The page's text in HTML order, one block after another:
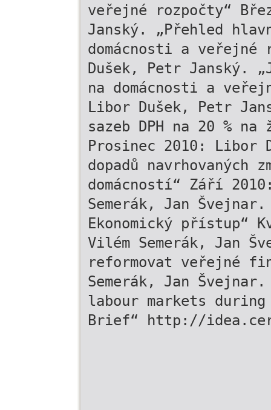
veřejné rozpočty“
Janský. „Přehled
domácnosti a veřejné
Dušek, Petr Janský.
na domácnosti a
Libor Dušek, Petr
sazeb DPH na 20 %
Prosinec 2010: Libor
dopadů navrhovaných
domácností“ Září
Semerák, Jan
Ekonomický přístup“
Vilém Semerák, Jan
reformovat veřejné
Semerák, Jan Švejnar.
labour markets
Brief“ http://